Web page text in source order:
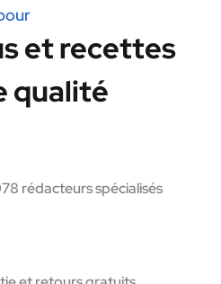
et recettes
qualité
rédacteurs spécialisés